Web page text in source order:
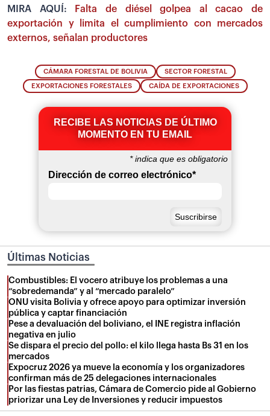
MIRA AQUÍ:
Falta de diésel golpea al cacao de
exportación y limita el cumplimiento con mercados
externos, señalan productores
CÁMARA FORESTAL DE BOLIVIA SECTOR FORESTAL
EXPORTACIONES FORESTALES CAÍDA DE EXPORTACIONES
RECIBE LAS NOTICIAS DE ÚLTIMO
MOMENTO EN TU EMAIL
*indica que es obligatorio
Dirección de correo electrónico*
Últimas Noticias
Combustibles: El vocero atribuye los problemas a una
“sobredemanda” y al “mercado paralelo”
ONU visita Bolivia y ofrece apoyo para optimizar inversión
pública y captar financiación
Pese a devaluación del boliviano, el INE registra inflación
negativa en julio
Se dispara el precio del pollo: el kilo llega hasta Bs 31 en los
mercados
Expocruz 2026 ya mueve la economía y los organizadores
confirman más de 25 delegaciones internacionales
Por las fiestas patrias, Cámara de Comercio pide al Gobierno
priorizar una Ley de Inversiones y reducir impuestos